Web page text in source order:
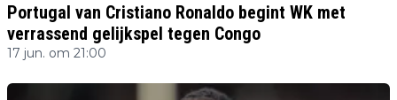
Portugal van Cristiano Ronaldo begint WK met
verrassend gelijkspel tegen Congo
17 jun. om 21:00